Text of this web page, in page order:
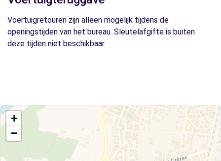
Voertuigretouren zijn alleen mogelijk tijdens de
openingstijden van het bureau. Sleutelafgifte is buiten
deze tijden niet beschikbaar.
+
−